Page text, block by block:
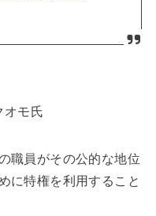
オモ氏
職員がその公的な地位
に特権を利用すること